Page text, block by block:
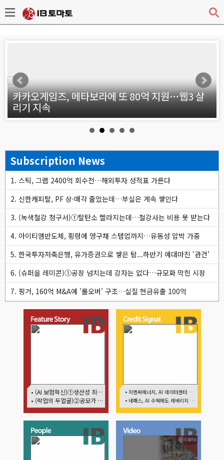
카카오게임즈, 메타보라에 또 80억 지원…웹3 살
리기 지속
Subscription News
1. 스틱, 그랩 2400억 회수전…해외투자 성적표 가른다
2. 신한캐피탈, PF 상·매각 줄었는데…부실은 계속 쌓인다
3. (녹색철강 청구서)①탈탄소 빨라지는데…철강사는 비용 못 받는다
4. 아이티엠반도체, 횡령에 영구채 스텝업까지…유동성 압박 가중
5. 한국투자저축은행, 유가증권으로 쌓은 탑...하반기 예대마진 '관건'
6. (슈퍼을 레미콘)①공장 넘치는데 강자는 없다…규모화 막힌 시장
7. 핑거, 160억 M&A에 '롤오버' 구조…실질 현금유출 100억
약업계 비상경영 돌입 • (AI 보험혁신)①생산성 최대 80% 개선…현실은 '실행 격차'
• (락업의 두얼굴)②공모가 뛰자 첫날 매도…FI 엑시트 전략 갈렸다
• 지엔씨에너지, AI 데이터센터 타고 외형 확대
• 네패스, AI 수혜에도 레버리지 부담 여전